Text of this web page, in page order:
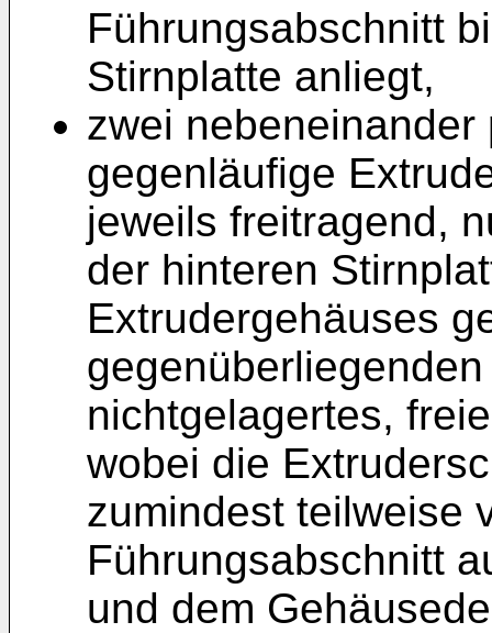
Führungsabschnitt
Stirnplatte anliegt,
zwei
gegenläufige
jeweils freitragend,
der hinteren
Extrudergehäuses
nichtgelagertes,
wobei die
zumindest teilweise
Führungsabschnitt
und dem